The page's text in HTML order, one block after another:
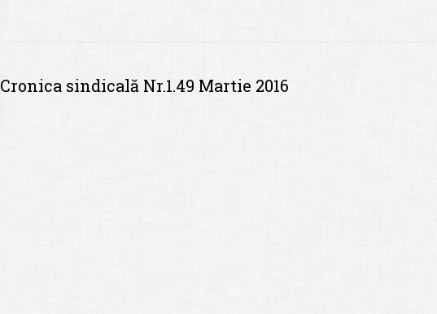
Cronica sindicală Nr.1.49 Martie 2016